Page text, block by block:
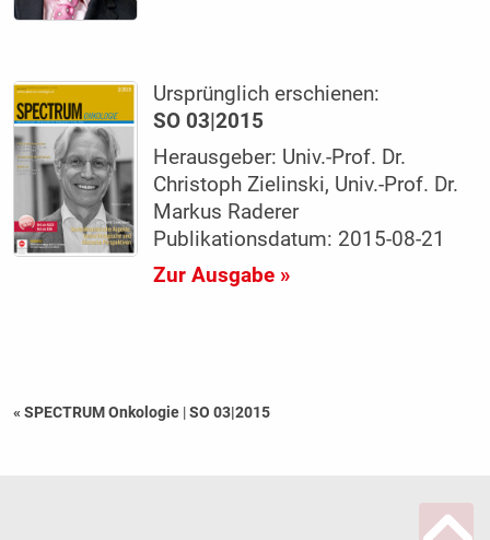
Ursprünglich erschienen:
SO 03|2015
Herausgeber: Univ.-Prof. Dr.
Christoph Zielinski, Univ.-Prof. Dr.
Markus Raderer
Publikationsdatum: 2015-08-21
Zur Ausgabe »
« SPECTRUM Onkologie |SO 03|2015